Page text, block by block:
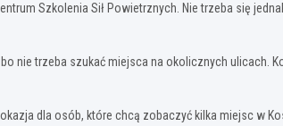
Szkolenia Sił Powietrznych. Nie trzeba się
nie trzeba szukać miejsca na okolicznych ulicach.
dla osób, które chcą zobaczyć kilka miejsc w